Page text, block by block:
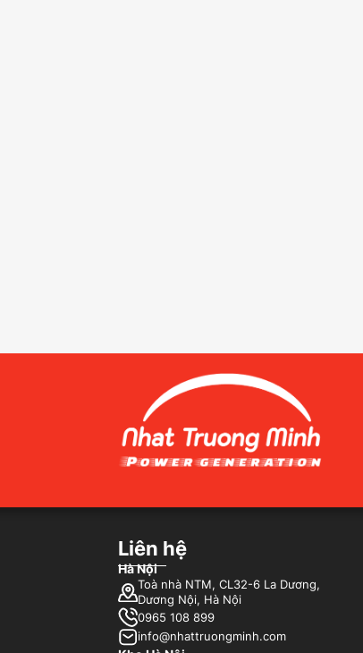
Liên hệ
Hà Nội
Toà nhà NTM, CL32-6 La Dương,
Dương Nội, Hà Nội
0965 108 899
info@nhattruongminh.com